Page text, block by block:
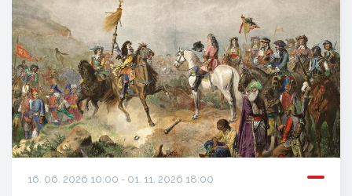
16. 06. 2026 10:00 - 01. 11. 2026 18:00